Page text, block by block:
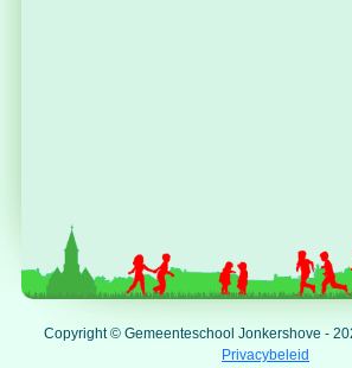
Copyright © Gemeenteschool Jonkershove -
Privacybeleid